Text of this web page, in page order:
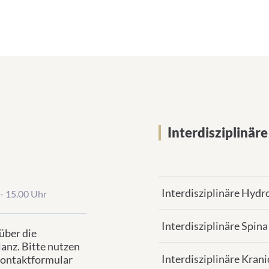
15.00 Uhr
die
Bitte nutzen
Interdisziplinäre
Interdisziplinäre
Interdisziplinäre